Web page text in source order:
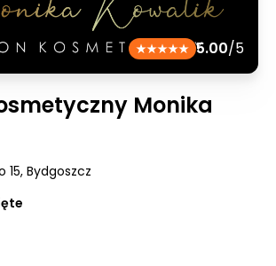
5.00/5
Monika
15, Bydgoszcz